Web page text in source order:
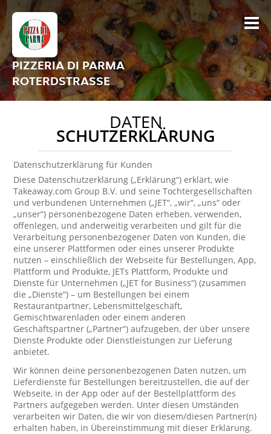
PIZZERIA DI PARMA
ROTERDSTRASSE
DATEN
SCHUTZERKLÄRUNG
Datenschutzerklärung für Kunden
Diese Datenschutzerklärung („Erklärung“) erklärt, wie
Takeaway.com Group B.V. und seine Tochtergesellschaften
und verbundenen Unternehmen („JET“, „wir“, „uns“ oder
„unser“) personenbezogene Daten erheben, verwenden,
offenlegen, und anderweitig verarbeiten und gilt für die
Verarbeitung personenbezogener Daten von Kunden, die
eine unserer Plattformen oder eines unserer Produkte
nutzen – einschließlich der Webseite für Bestellungen, App,
Plattform und Produkte, JETs Plattform, Produkte und
Dienste für Unternehmen („JET for Business“) (zusammen
die „Dienste“) – um Bestellungen bei einem
Restaurantpartner, Lebensmittelgeschäft,
Gemischtwarenladen oder einem anderen
Geschäftspartner („Partner“) aufzugeben, der über unsere
Dienste Produkte oder Dienstleistungen zur Lieferung
anbietet.
Wir können deine personenbezogenen Daten nutzen, um
Lieferdienste für Bestellungen bereitzustellen, die auf der
Webseite, in der App oder auf der Bestellplattform des
Partners aufgegeben werden. Unter diesen Umständen
verarbeiten wir Daten, die wir von diesem/diesen Partner(n)
erhalten haben, in Übereinstimmung mit dieser Erklärung.